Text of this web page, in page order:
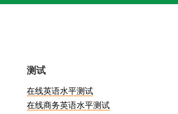
测试
在线英语水平测试
在线商务英语水平测试